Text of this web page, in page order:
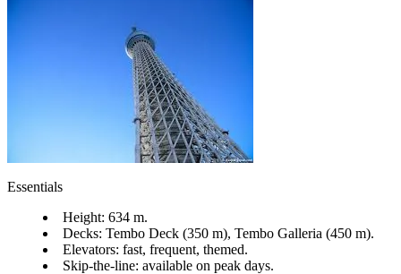
Essentials
Height: 634 m.
Decks: Tembo Deck (350 m), Tembo Galleria (450 m).
Elevators: fast, frequent, themed.
Skip-the-line: available on peak days.